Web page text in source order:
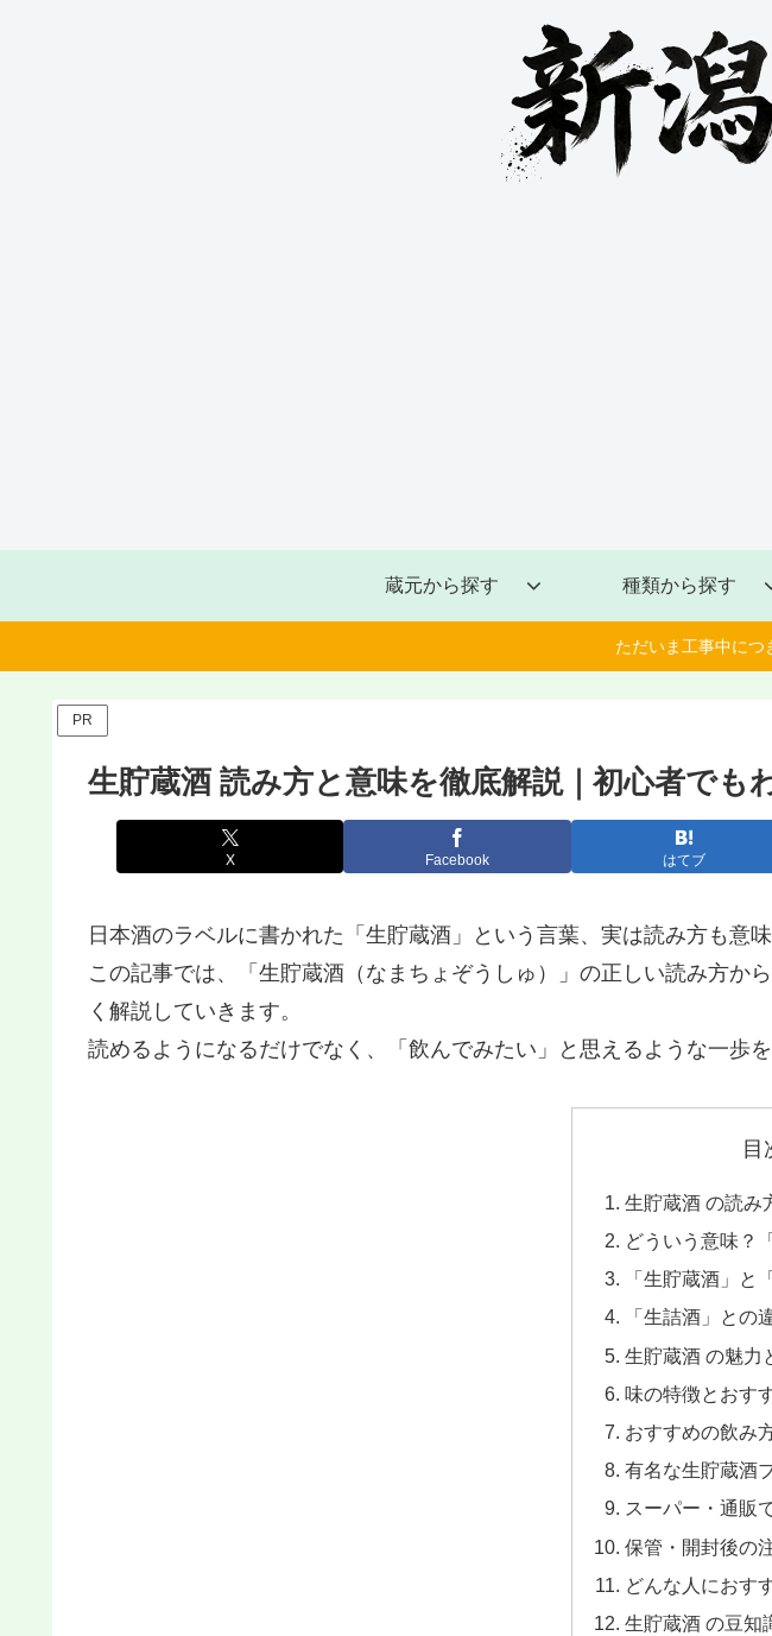
蔵元から探す 種類から探す
ただいま工事中につ
PR
生貯蔵酒 読み方と意味を徹底解説｜初心者でも
X Facebook はてブ
日本酒のラベルに書かれた「生貯蔵酒 」という言葉、実は読み方も意
この記事では、「生貯蔵酒 （なまちょぞうしゅ）」の正しい読み方
く解説していきます。
読めるようになるだけでなく、「飲んでみたい」と思えるような一歩
目
生貯蔵酒 の読み
どういう意味？
「生貯蔵酒 」と
「生詰酒 」との
生貯蔵酒 の魅力
味の特徴とおす
おすすめの飲み
有名な生貯蔵酒
スーパー・通販
保管・開封後の
どんな人におす
生貯蔵酒 の豆知